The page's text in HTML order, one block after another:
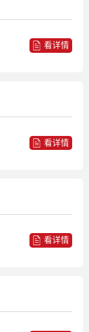
看详情
看详情
看详情